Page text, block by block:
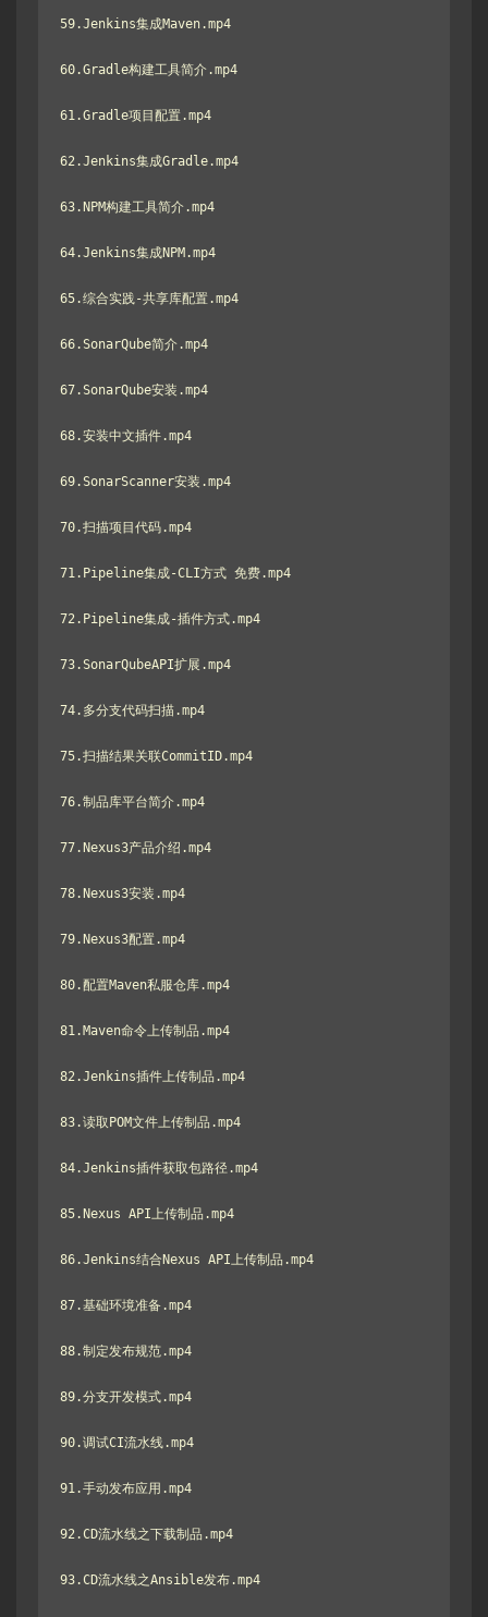
59.Jenkins集成Maven.mp4
60.Gradle构建工具简介.mp4
61.Gradle项目配置.mp4
62.Jenkins集成Gradle.mp4
63.NPM构建工具简介.mp4
64.Jenkins集成NPM.mp4
65.综合实践-共享库配置.mp4
66.SonarQube简介.mp4
67.SonarQube安装.mp4
68.安装中文插件.mp4
69.SonarScanner安装.mp4
70.扫描项目代码.mp4
71.Pipeline集成-CLI方式 免费.mp4
72.Pipeline集成-插件方式.mp4
73.SonarQubeAPI扩展.mp4
74.多分支代码扫描.mp4
75.扫描结果关联CommitID.mp4
76.制品库平台简介.mp4
77.Nexus3产品介绍.mp4
78.Nexus3安装.mp4
79.Nexus3配置.mp4
80.配置Maven私服仓库.mp4
81.Maven命令上传制品.mp4
82.Jenkins插件上传制品.mp4
83.读取POM文件上传制品.mp4
84.Jenkins插件获取包路径.mp4
85.Nexus API上传制品.mp4
86.Jenkins结合Nexus API上传制品.mp4
87.基础环境准备.mp4
88.制定发布规范.mp4
89.分支开发模式.mp4
90.调试CI流水线.mp4
91.手动发布应用.mp4
92.CD流水线之下载制品.mp4
93.CD流水线之Ansible发布.mp4